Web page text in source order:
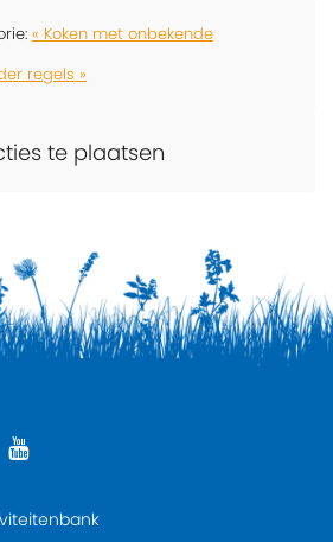
« Koken met onbekende
regels »
te plaatsen